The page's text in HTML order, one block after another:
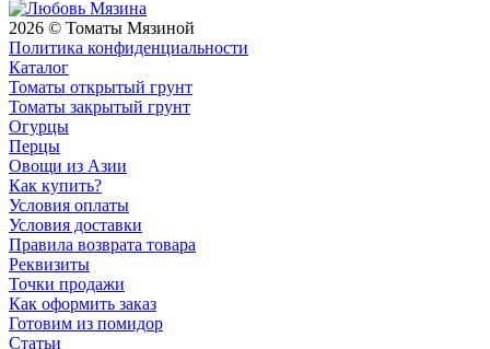
2026 © Томаты Мязиной
Политика конфиденциальности
Каталог
Томаты открытый грунт
Томаты закрытый грунт
Огурцы
Перцы
Овощи из Азии
Как купить?
Условия оплаты
Условия доставки
Правила возврата товара
Реквизиты
Точки продажи
Как оформить заказ
Готовим из помидор
Статьи